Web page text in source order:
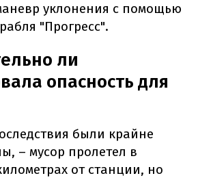
уклонения с помощью
"Прогресс".
ли
опасность для
были крайне
– мусор пролетел в
от станции, но